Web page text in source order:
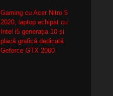
Gaming cu Acer Nitro 5
2020, laptop echipat cu
Intel i5 generația 10 și
placă grafică dedicată
Geforce GTX 2060